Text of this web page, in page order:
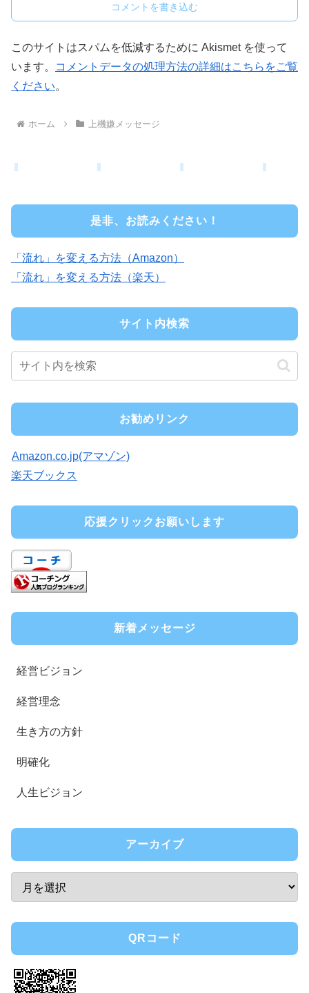
コメントを書き込む
このサイトはスパムを低減するために Akismet を使って
います。
コメントデータの処理方法の詳細はこちらをご覧
ください。
ホーム 上機嫌メッセージ
是非、お読みください！
「流れ」を変える方法（Amazon）
「流れ」を変える方法（楽天）
サイト内検索
お勧めリンク
Amazon.co.jp(アマゾン)
楽天ブックス
応援クリックお願いします
新着メッセージ
経営ビジョン
経営理念
生き方の方針
明確化
人生ビジョン
アーカイブ
QRコード